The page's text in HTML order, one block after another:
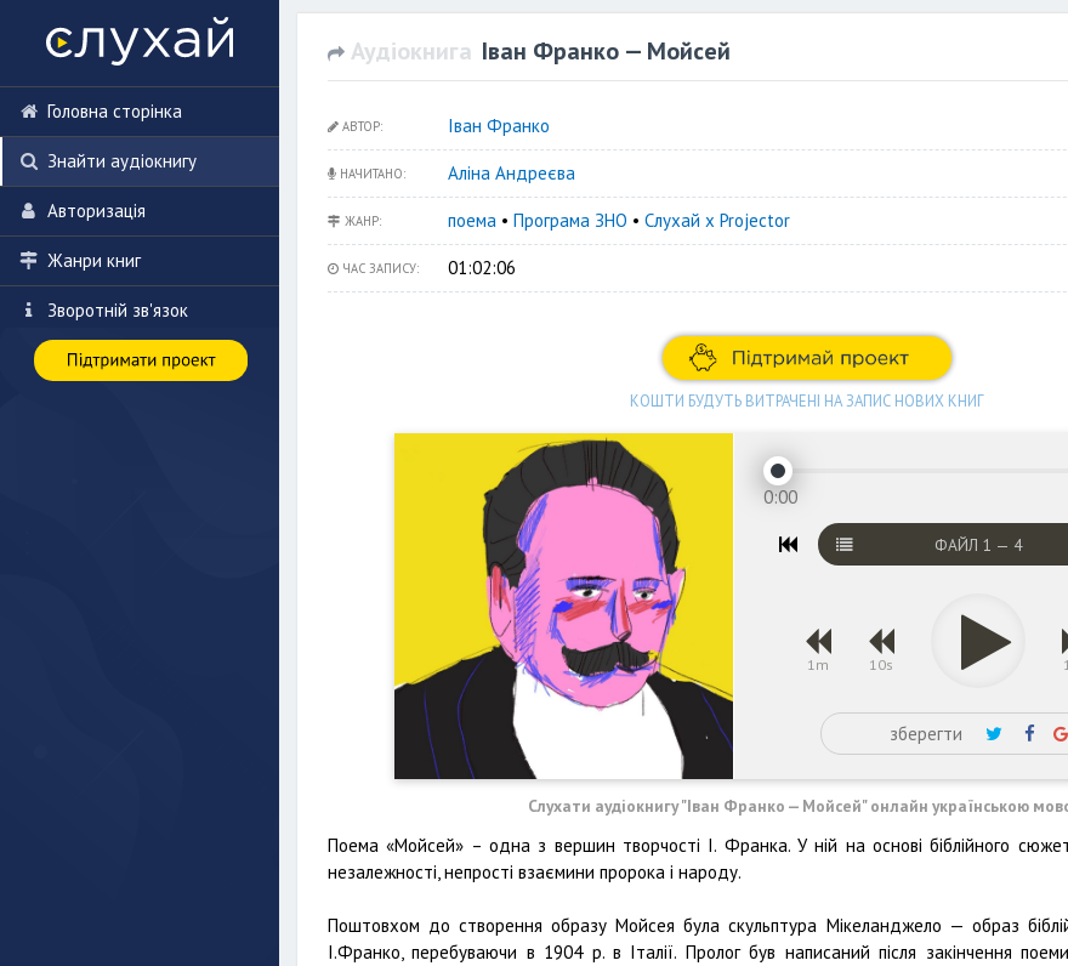
Головна сторінка
Знайти аудіокнигу
Авторизація
Жанри книг
Зворотній зв'язок
Аудіокнига Іван Франко — Мойсей
АВТОР: Іван Франко
НАЧИТАНО: Аліна Андреєва
ЖАНР: поема • Програма ЗНО • Слухай х Projector
ЧАС ЗАПИСУ: 01:02:06
КОШТИ БУДУТЬ ВИТРАЧЕНІ НА ЗАПИС НОВИХ КНИГ
0:00
ФАЙЛ 1 — 4
1m 10s
зберегти
Слухати аудіокнигу "Іван Франко — Мойсей" онлайн українською
Поема «Мойсей» – одна з вершин творчості І. Франка. У ній на основі біблійного
незалежності, непрості взаємини пророка i народу.
Поштовхом до створення образу Мойсея була скульптура Мікеланджело — образ
І.Франко, перебуваючи в 1904 р. в Італії. Пролог був написаний після закінчення